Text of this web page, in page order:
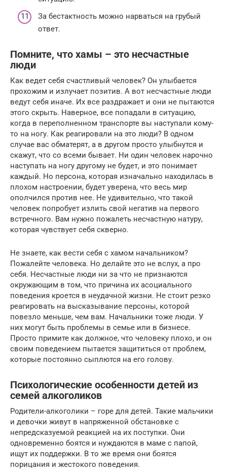
За бестактность можно нарваться на грубый
ответ.
Помните, что хамы – это несчастные
люди
Как ведет себя счастливый человек? Он улыбается
прохожим и излучает позитив. А вот несчастные люди
ведут себя иначе. Их все раздражает и они не пытаются
этого скрыть. Наверное, все попадали в ситуацию,
когда в переполненном транспорте вы наступали кому-
то на ногу. Как реагировали на это люди? В одном
случае вас обматерят, а в другом просто улыбнутся и
скажут, что со всеми бывает. Ни один человек нарочно
наступать на ногу другому не будет, и это понимает
каждый. Но персона, которая изначально находилась в
плохом настроении, будет уверена, что весь мир
ополчился против нее. Не удивительно, что такой
человек попробует излить свой негатив на первого
встречного. Вам нужно пожалеть несчастную натуру,
которая чувствует себя скверно.
Не знаете, как вести себя с хамом начальником?
Пожалейте человека. Но делайте это не вслух, а про
себя. Несчастные люди ни за что не признаются
окружающим в том, что причина их асоциального
поведения кроется в неудачной жизни. Не стоит резко
реагировать на высказывание персоны, которой
повезло меньше, чем вам. Начальники тоже люди. У
них могут быть проблемы в семье или в бизнесе.
Просто примите как должное, что человеку плохо, и он
своим поведением пытается защититься от проблем,
которые постоянно сыплются на его голову.
Психологические особенности детей из
семей алкоголиков
Родители-алкоголики – горе для детей. Такие мальчики
и девочки живут в напряженной обстановке с
непредсказуемой реакцией на их поступки. Они
одновременно боятся и нуждаются в маме с папой,
ищут их поддержки. В то же время они боятся
порицания и жестокого поведения.